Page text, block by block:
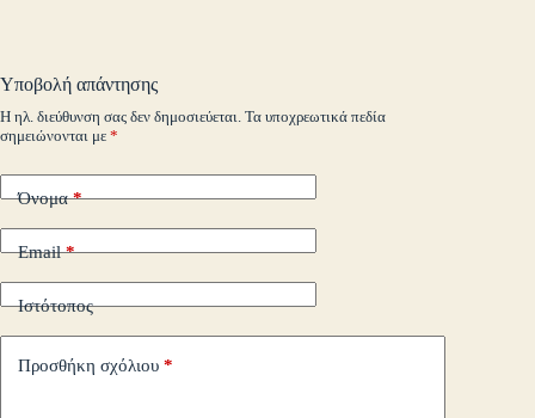
m
pp
εί
Υποβολή απάντησης
Η ηλ. διεύθυνση σας δεν δημοσιεύεται. Τα υποχρεωτικά πεδία
σημειώνονται με *
Όνομα*
Email*
Ιστότοπος
Προσθήκη σχόλιου *